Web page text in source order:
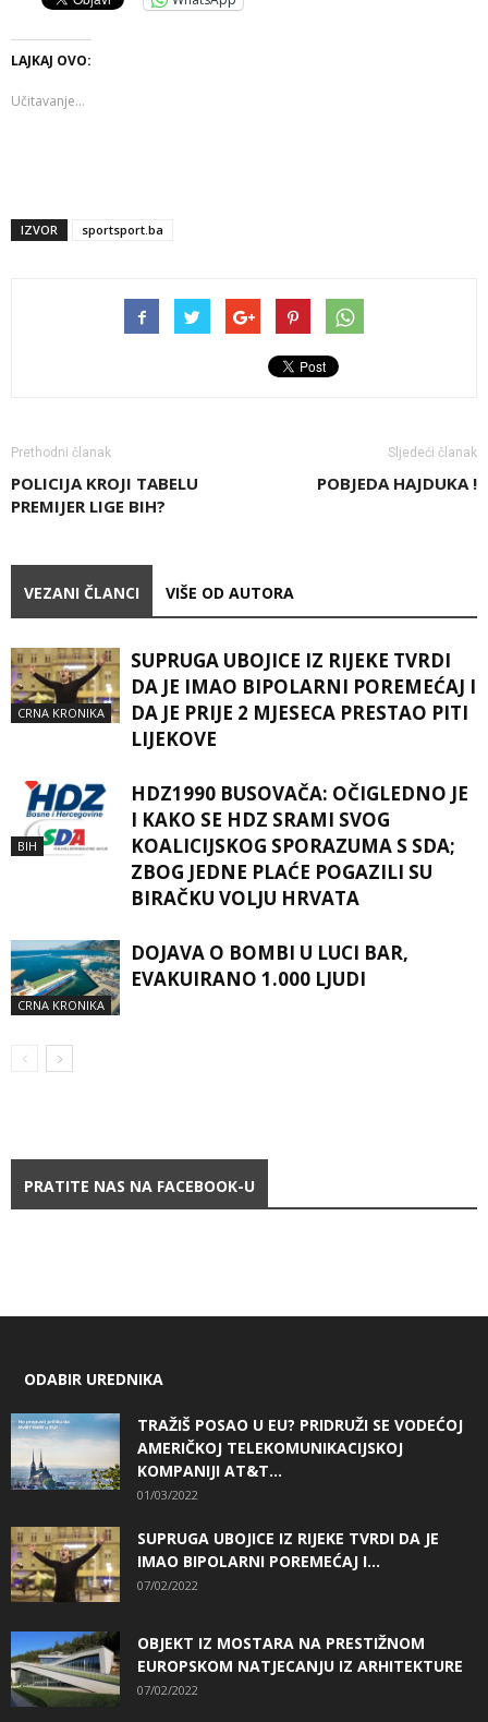
LAJKAJ OVO:
Učitavanje...
IZVOR sportsport.ba
Prethodni članak
POLICIJA KROJI TABELU
PREMIJER LIGE BIH?
Sljedeći članak
POBJEDA HAJDUKA !
VEZANI ČLANCI VIŠE OD AUTORA
CRNA KRONIKA
SUPRUGA UBOJICE IZ RIJEKE TVRDI
DA JE IMAO BIPOLARNI POREMEĆAJ I
DA JE PRIJE 2 MJESECA PRESTAO PITI
LIJEKOVE
BIH
HDZ1990 BUSOVAČA: OČIGLEDNO JE
I KAKO SE HDZ SRAMI SVOG
KOALICIJSKOG SPORAZUMA S SDA;
ZBOG JEDNE PLAĆE POGAZILI SU
BIRAČKU VOLJU HRVATA
CRNA KRONIKA
DOJAVA O BOMBI U LUCI BAR,
EVAKUIRANO 1.000 LJUDI
PRATITE NAS NA FACEBOOK-U
ODABIR UREDNIKA
TRAŽIŠ POSAO U EU? PRIDRUŽI SE VODEĆOJ
AMERIČKOJ TELEKOMUNIKACIJSKOJ
KOMPANIJI AT&T...
01/03/2022
SUPRUGA UBOJICE IZ RIJEKE TVRDI DA JE
IMAO BIPOLARNI POREMEĆAJ I...
07/02/2022
OBJEKT IZ MOSTARA NA PRESTIŽNOM
EUROPSKOM NATJECANJU IZ ARHITEKTURE
07/02/2022